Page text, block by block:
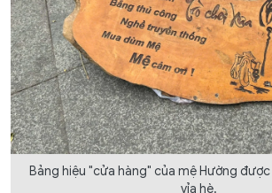
Bảng hiệu "cửa hàng" của mệ Hường
vỉa hè.